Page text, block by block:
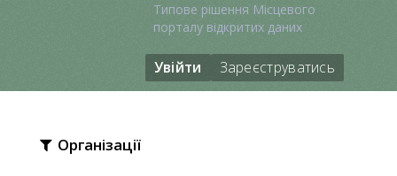
Типове рішення Місцевого
порталу відкритих даних
Увійти Зареєструватись
Організації